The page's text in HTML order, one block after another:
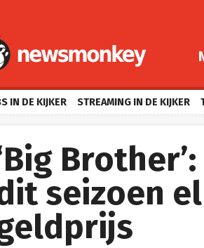
IN DE KIJKER STREAMING IN DE KIJKER
seizoen